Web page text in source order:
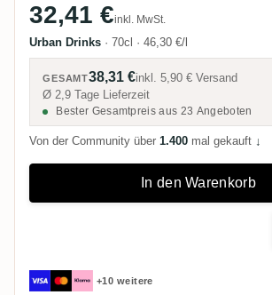
32,41 €inkl. MwSt.
Urban Drinks · 70cl · 46,30 €/l
GESAMT38,31 €inkl.5,90 € Versand
Ø 2,9 Tage Lieferzeit
Bester Gesamtpreis aus 23 Angeboten
Von der Community über 1.400 mal gekauft ↓
In den Warenkorb
+10 weitere